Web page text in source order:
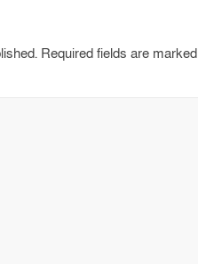
Required fields are marked